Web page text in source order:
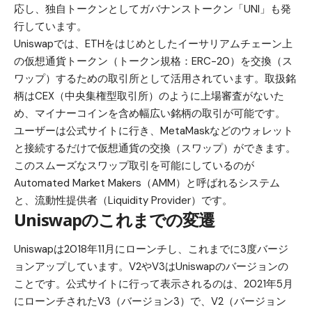
応し、独自トークンとしてガバナンストークン「UNI」も発
行しています。
Uniswapでは、ETHをはじめとしたイーサリアムチェーン上
の仮想通貨トークン（トークン規格：ERC-20）を交換（ス
ワップ）するための取引所として活用されています。取扱銘
柄はCEX（中央集権型取引所）のように上場審査がないた
め、マイナーコインを含め幅広い銘柄の取引が可能です。
ユーザーは公式サイトに行き、 MetaMaskなどのウォレット
と接続するだけで仮想通貨の交換（スワップ）ができます。
このスムーズなスワップ取引を可能にしているのが
Automated Market Makers（AMM） と呼ばれるシステム
と、流動性提供者（Liquidity Provider）です。
Uniswapのこれまでの変遷
Uniswapは2018年11月にローンチし、これまでに3度バージ
ョンアップしています。V2やV3はUniswapのバージョンの
ことです。公式サイトに行って表示されるのは、2021年5月
にローンチされたV3（バージョン3）で、V2（バージョン